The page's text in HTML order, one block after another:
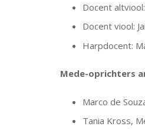
Docent
Docent viool:
Harpdocent:
Mede-oprichters
Marco de
Tania Kross,